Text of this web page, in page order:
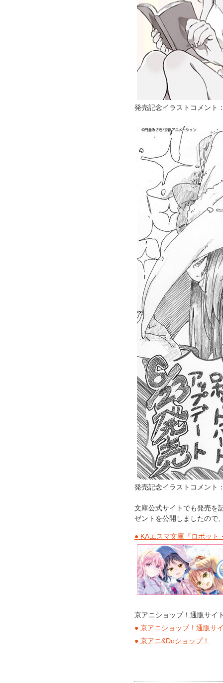
発売記念イラストコメント
発売記念イラストコメント
文庫公式サイトでも発売を
ゼントを公開しましたので
● KAエスマ文庫『ロボット
京アニショップ！通販サイ
● 京アニショップ！通販サ
● 京アニ&Doショップ！